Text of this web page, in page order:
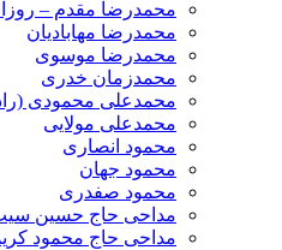
محمدرضا مقدم –
محمدرضا مهابادیان
محمدرضا موسوی
محمدزمان خدری
محمدعلی محمودی
محمدعلی مولایی
محمود انصاری
محمود جهان
محمود صفدری
مداحی حاج حسین
مداحی حاج محمود